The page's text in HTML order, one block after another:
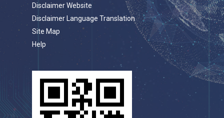
Disclaimer Website
Disclaimer Language Translation
Site Map
Help